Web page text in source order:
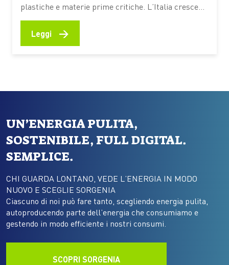
plastiche e materie prime critiche. L’Italia cresce
nella raccolta. Intanto l’Europa prepara nuove
regole per trasformare i RAEE in risorsa strategica:
Leggi →
UN’ENERGIA PULITA,
SOSTENIBILE, FULL DIGITAL.
SEMPLICE.
CHI GUARDA LONTANO, VEDE L’ENERGIA IN MODO
NUOVO E SCEGLIE SORGENIA
Ciascuno di noi può fare tanto, scegliendo energia pulita,
autoproducendo parte dell’energia che consumiamo e
gestendo in modo efficiente i nostri consumi.
SCOPRI SORGENIA